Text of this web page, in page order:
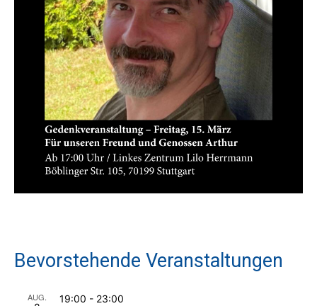
Bevorstehende Veranstaltungen
AUG. 19:00 - 23:00